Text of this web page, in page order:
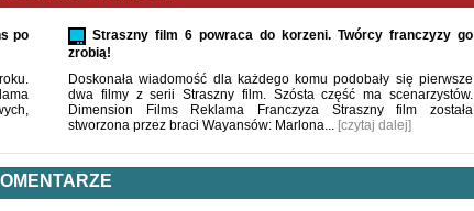
po
Straszny film 6 powraca do korzeni. Twórcy franczyzy go
zrobią!
Doskonała wiadomość dla każdego komu podobały się pierwsze
dwa filmy z serii Straszny film. Szósta część ma scenarzystów.
Dimension Films Reklama Franczyza Straszny film została
stworzona przez braci Wayansów: Marlona... [czytaj dalej]